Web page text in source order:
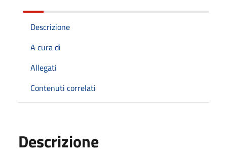
Descrizione
A cura di
Allegati
Contenuti correlati
Descrizione